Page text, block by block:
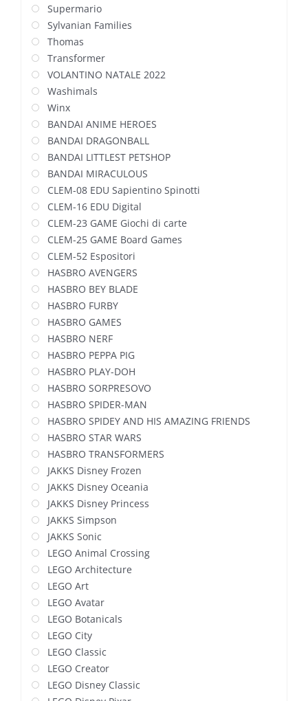
Supermario
Sylvanian Families
Thomas
Transformer
VOLANTINO NATALE 2022
Washimals
Winx
BANDAI ANIME HEROES
BANDAI DRAGONBALL
BANDAI LITTLEST PETSHOP
BANDAI MIRACULOUS
CLEM-08 EDU Sapientino Spinotti
CLEM-16 EDU Digital
CLEM-23 GAME Giochi di carte
CLEM-25 GAME Board Games
CLEM-52 Espositori
HASBRO AVENGERS
HASBRO BEY BLADE
HASBRO FURBY
HASBRO GAMES
HASBRO NERF
HASBRO PEPPA PIG
HASBRO PLAY-DOH
HASBRO SORPRESOVO
HASBRO SPIDER-MAN
HASBRO SPIDEY AND HIS AMAZING FRIENDS
HASBRO STAR WARS
HASBRO TRANSFORMERS
JAKKS Disney Frozen
JAKKS Disney Oceania
JAKKS Disney Princess
JAKKS Simpson
JAKKS Sonic
LEGO Animal Crossing
LEGO Architecture
LEGO Art
LEGO Avatar
LEGO Botanicals
LEGO City
LEGO Classic
LEGO Creator
LEGO Disney Classic